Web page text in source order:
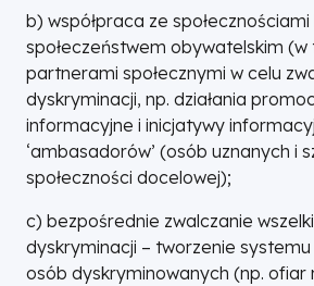
b) współpraca ze
społeczeństwem obywatelskim (w
partnerami społecznymi w celu
dyskryminacji, np. działania
informacyjne i inicjatywy
‘ambasadorów’ (osób uznanych i
społeczności docelowej);
c) bezpośrednie zwalczanie
dyskryminacji – tworzenie
osób dyskryminowanych (np. ofiar